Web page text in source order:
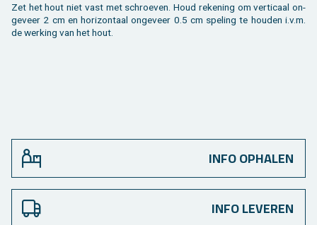
Zet het hout niet vast met schroe­ven. Houd re­ke­ning om ver­ti­caal on­
ge­veer 2 cm en ho­ri­zon­taal on­ge­veer 0.5 cm spe­ling te hou­den i.v.m.
de wer­king van het hout.
INFO OPHALEN
INFO LEVEREN